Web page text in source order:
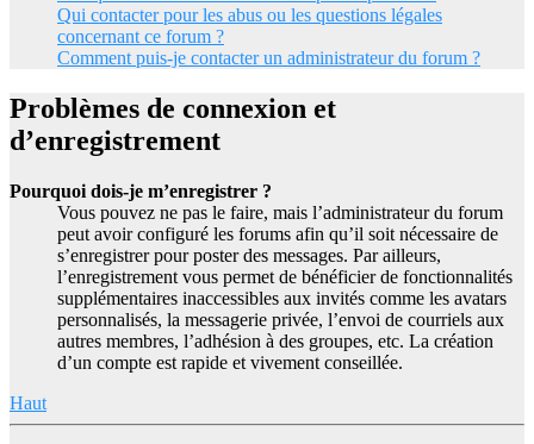
Qui contacter pour les abus ou les questions légales
concernant ce forum ?
Comment puis-je contacter un administrateur du forum ?
Problèmes de connexion et
d’enregistrement
Pourquoi dois-je m’enregistrer ?
Vous pouvez ne pas le faire, mais l’administrateur du forum
peut avoir configuré les forums afin qu’il soit nécessaire de
s’enregistrer pour poster des messages. Par ailleurs,
l’enregistrement vous permet de bénéficier de fonctionnalités
supplémentaires inaccessibles aux invités comme les avatars
personnalisés, la messagerie privée, l’envoi de courriels aux
autres membres, l’adhésion à des groupes, etc. La création
d’un compte est rapide et vivement conseillée.
Haut